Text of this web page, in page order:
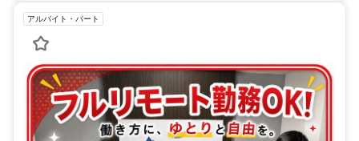
アルバイト・パート